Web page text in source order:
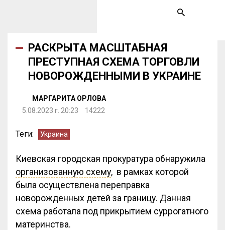
РАСКРЫТА МАСШТАБНАЯ
ПРЕСТУПНАЯ СХЕМА ТОРГОВЛИ
НОВОРОЖДЕННЫМИ В УКРАИНЕ
МАРГАРИТА ОРЛОВА
5.08.2023 г. 20:23
14222
Теги: Украина
Киевская городская прокуратура обнаружила
организованную схему, в рамках которой
была осуществлена переправка
новорожденных детей за границу. Данная
схема работала под прикрытием суррогатного
материнства.